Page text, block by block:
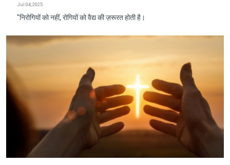
Jul 04, 2025
"निरोगियों को नहीं, रोगियों को वैद्य की ज़रूरत होती है।